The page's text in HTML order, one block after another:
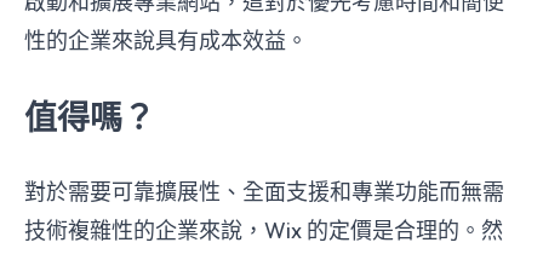
性的企業來說具有成本效益。
值得嗎？
對於需要可靠擴展性、全面支援和專業功能而無需
技術複雜性的企業來說，Wix 的定價是合理的。然